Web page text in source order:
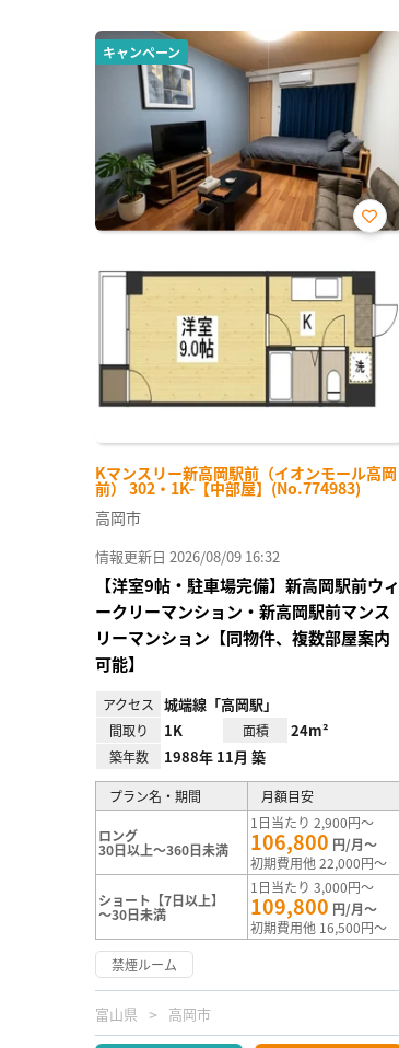
キャンペーン
Kマンスリー新高岡駅前（イオンモール高岡
前） 302・1K-【中部屋】(No.774983)
お気
り登
高岡市
情報更新日 2026/08/09 16:32
【洋室9帖・駐車場完備】新高岡駅前ウィ
ークリーマンション・新高岡駅前マンス
リーマンション【同物件、複数部屋案内
可能】
アクセス 城端線「高岡駅」
間取り 1K 面積 24m²
築年数 1988年 11月 築
プラン名・期間 月額目安
ロング
30日以上～360日未満
1日当たり 2,900円～
106,800 円/月～
初期費用他 22,000円～
ショート【7日以上】
～30日未満
1日当たり 3,000円～
109,800 円/月～
初期費用他 16,500円～
禁煙ルーム
富山県 高岡市